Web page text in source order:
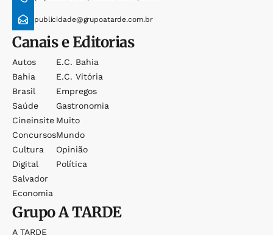
publicidade@grupoatarde.com.br
Canais e Editorias
Autos
Bahia
Brasil
Saúde
Cineinsite
Concursos
Cultura
Digital
Salvador
Economia
E.c. Bahia
E.c. Vitória
Empregos
Gastronomia
Muito
Mundo
Opinião
Política
GrupoA TARDE
A TARDE